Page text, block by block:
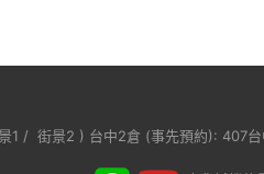
1 / 街景2 ) 台中2倉 (事先預約): 407